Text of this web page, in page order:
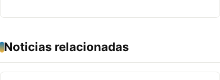
Noticias relacionadas